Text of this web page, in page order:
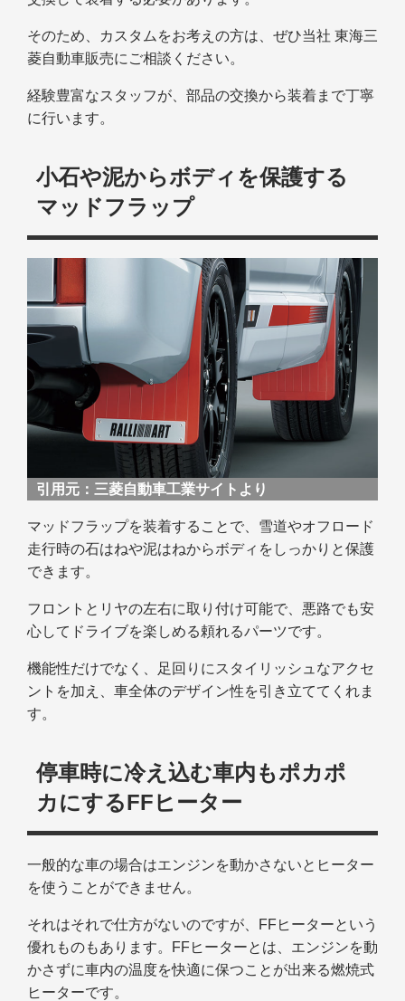
そのため、カスタムをお考えの方は、ぜひ当社 東海三
菱自動車販売にご相談ください。
経験豊富なスタッフが、部品の交換から装着まで丁寧
に行います。
小石や泥からボディを保護する
マッドフラップ
引用元： 三菱自動車工業サイトより
マッドフラップを装着することで、雪道やオフロード
走行時の石はねや泥はねからボディをしっかりと保護
できます。
フロントとリヤの左右に取り付け可能で、悪路でも安
心してドライブを楽しめる頼れるパーツです。
機能性だけでなく、足回りにスタイリッシュなアクセ
ントを加え、車全体のデザイン性を引き立ててくれま
す。
停車時に冷え込む車内もポカポ
カにするFFヒーター
一般的な車の場合はエンジンを動かさないとヒーター
を使うことができません。
それはそれで仕方がないのですが、FFヒーターという
優れものもあります。FFヒーターとは、エンジンを動
かさずに車内の温度を快適に保つことが出来る燃焼式
ヒーターです。